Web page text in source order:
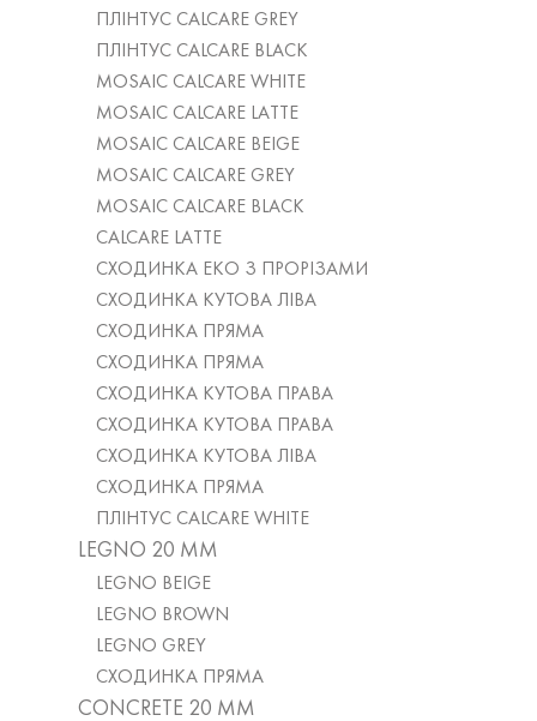
ПЛІНТУС CALCARE GREY
ПЛІНТУС CALCARE BLACK
MOSAIC CALCARE WHITE
MOSAIC CALCARE LATTE
MOSAIC CALCARE BEIGE
MOSAIC CALCARE GREY
MOSAIC CALCARE BLACK
CALCARE LATTE
СХОДИНКА ЕКО З ПРОРІЗАМИ
СХОДИНКА КУТОВА ЛІВА
СХОДИНКА ПРЯМА
СХОДИНКА ПРЯМА
СХОДИНКА КУТОВА ПРАВА
СХОДИНКА КУТОВА ПРАВА
СХОДИНКА КУТОВА ЛІВА
СХОДИНКА ПРЯМА
ПЛІНТУС CALCARE WHITE
LEGNO 20 ММ
LEGNO BEIGE
LEGNO BROWN
LEGNO GREY
СХОДИНКА ПРЯМА
CONCRETE 20 ММ